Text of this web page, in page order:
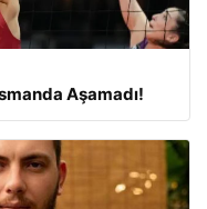
Aşamadı!